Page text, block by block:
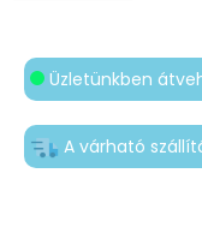
Üzletünkben
A várható